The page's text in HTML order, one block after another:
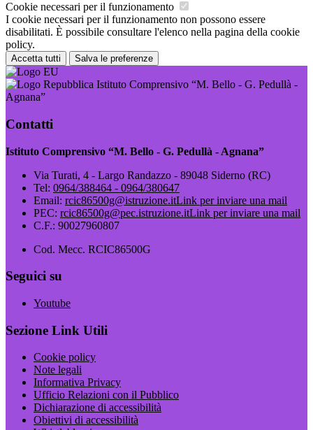
Cookie necessari per il funzionamento
I cookie necessari per il funzionamento non possono essere
disabilitati. È possibile consultare l'elenco nella pagina della cookie
policy.
Accetta tutti Salva le preferenze
Istituto Comprensivo “M. Bello - G. Pedullà -
Agnana”
Contatti
Istituto Comprensivo “M. Bello - G. Pedullà - Agnana”
Via Turati, 4 - Largo Randazzo - 89048 Siderno (RC)
Tel: 0964/388464 - 0964/380647
Email: rcic86500g@istruzione.itLink per inviare una mail
PEC: rcic86500g@pec.istruzione.itLink per inviare una mail
C.F.: 90027960807
Cod. Mecc. RCIC86500G
Seguici su
Youtube
Sezione Link Utili
Cookie policy
Note legali
Informativa Privacy
Ufficio Relazioni con il Pubblico
Dichiarazione di accessibilità
Obiettivi di accessibilità